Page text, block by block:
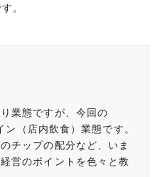
。
業態ですが、今回の
（店内飲食）業態です。
チップの配分など、いま
営のポイントを色々と教